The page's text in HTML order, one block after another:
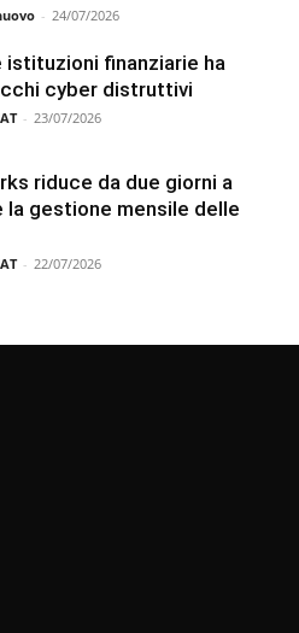
- 24/07/2026
istituzioni finanziarie ha
cyber distruttivi
- 23/07/2026
riduce da due giorni a
la gestione mensile delle
- 22/07/2026